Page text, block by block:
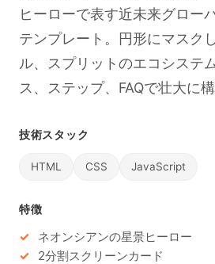
ヒーローで表す近未来グロー
テンプレート。円形にマスク
ル、スプリットのエコシステ
ス、ステップ、FAQで壮大に構
技術スタック
HTML CSS JavaScript
特徴
ネオンシアンの星景ヒーロー
2分割スクリーンカード